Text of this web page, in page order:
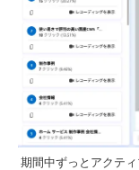
期間中ずっとアクテ